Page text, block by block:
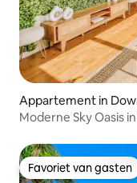
Appartement in
Moderne Sky Oasis
Favoriet van gasten
Favoriet van gasten